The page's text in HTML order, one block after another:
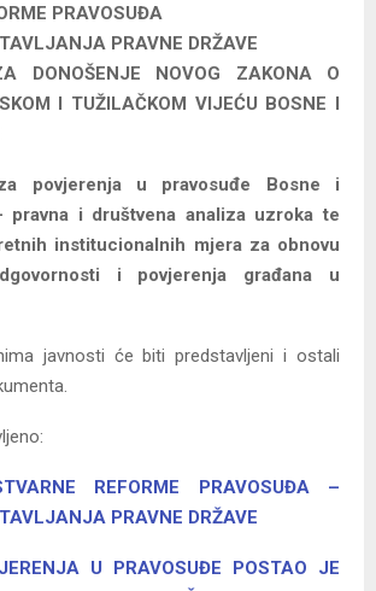
PRAVOSUĐA
PRAVNE DRŽAVE
DONOŠENJE NOVOG ZAKONA O
I TUŽILAČKOM VIJEĆU BOSNE I
povjerenja u pravosuđe Bosne i
pravna i društvena analiza uzroka te
institucionalnih mjera za obnovu
i povjerenja građana u
javnosti će biti predstavljeni i ostali
REFORME PRAVOSUĐA –
PRAVNE DRŽAVE
U PRAVOSUĐE POSTAO JE